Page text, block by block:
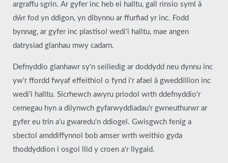
argraffu sgrin. Ar gyfer inc heb ei halltu, gall rinsio syml â
dŵr fod yn ddigon, yn dibynnu ar ffurfiad yr inc. Fodd
bynnag, ar gyfer inc plastisol wedi'i halltu, mae angen
datrysiad glanhau mwy cadarn.
Defnyddio glanhawr sy'n seiliedig ar doddydd neu dynnu inc
yw'r ffordd fwyaf effeithiol o fynd i'r afael â gweddillion inc
wedi'i halltu. Sicrhewch awyru priodol wrth ddefnyddio'r
cemegau hyn a dilynwch gyfarwyddiadau'r gwneuthurwr ar
gyfer eu trin a'u gwaredu'n ddiogel. Gwisgwch fenig a
sbectol amddiffynnol bob amser wrth weithio gyda
thoddyddion i osgoi llid y croen a'r llygaid.